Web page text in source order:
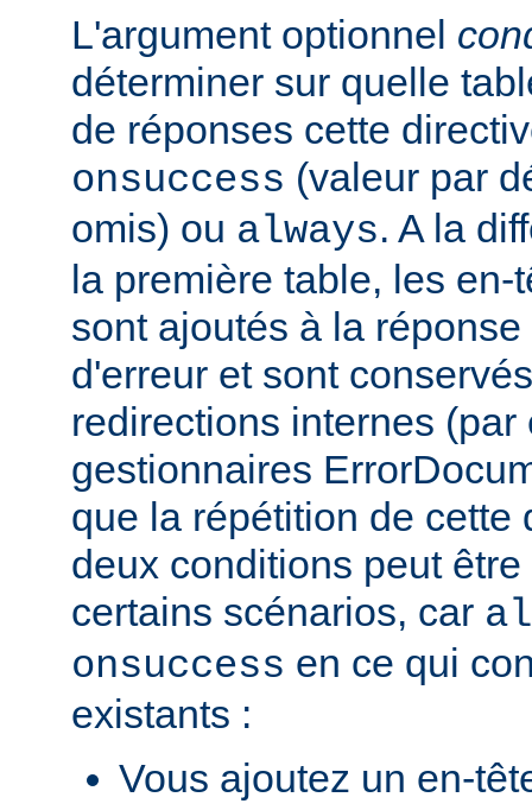
L'argument optionnel
déterminer sur quelle
de réponses cette
onsuccess (valeur par
omis) ou always. A la
la première table, les en-
sont ajoutés à la
d'erreur et sont
redirections internes (par
gestionnaires
que la répétition de cette
deux conditions peut
certains scénarios, car
onsuccess en ce qui
existants :
Vous ajoutez un en-